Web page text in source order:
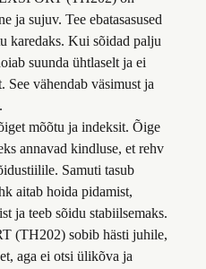
ja sujuv. Tee ebatasasused
karedaks. Kui sõidad palju
suunda ühtlaselt ja ei
See vähendab väsimust ja
mõõtu ja indeksit. Õige
annavad kindluse, et rehv
Samuti tasub
aitab hoida pidamist,
ja teeb sõidu stabiilsemaks.
(TH202) sobib hästi juhile,
aga ei otsi ülikõva ja